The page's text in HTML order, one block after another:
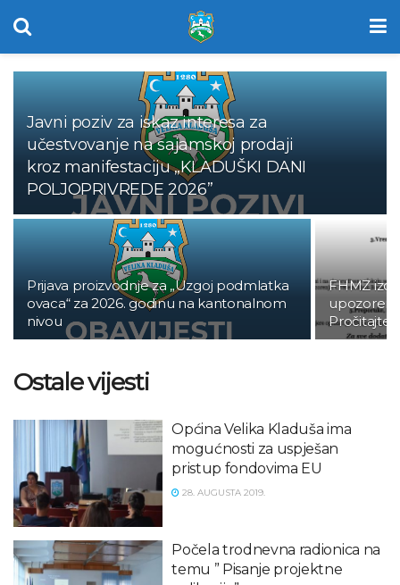
Javni poziv za iskaz interesa za
učestvovanje na sajamskoj prodaji
kroz manifestaciju „KLADUŠKI DANI
POLJOPRIVREDE 2026”
Prijava proizvodnje za „Uzgoj podmlatka
ovaca“ za 2026. godinu na kantonalnom
nivou
FHMZ
Pročitajte
Ostale vijesti
Općina Velika Kladuša ima
mogućnosti za uspješan
pristup fondovima EU
28. AUGUSTA 2019.
Počela trodnevna radionica na
temu ” Pisanje projektne